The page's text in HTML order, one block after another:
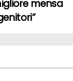
mensa